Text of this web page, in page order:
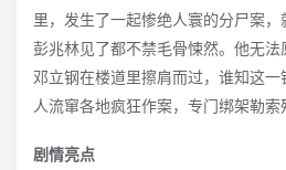
里，发生了一起惨绝人寰的分尸案
彭兆林见了都不禁毛骨悚然。他无
邓立钢在楼道里擦肩而过，谁知这
人流窜各地疯狂作案，专门绑架勒索
剧情亮点